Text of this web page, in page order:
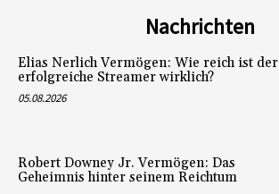
Nachrichten
Elias Nerlich Vermögen: Wie reich ist der
erfolgreiche Streamer wirklich?
05.08.2026
Robert Downey Jr. Vermögen: Das
Geheimnis hinter seinem Reichtum